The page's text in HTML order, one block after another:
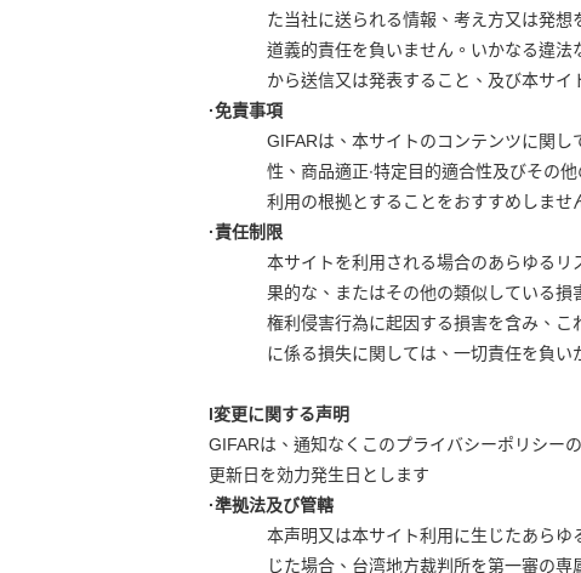
た当社に送られる情報、考え方又は発
道義的責任を負いません。いかなる違
から送信又は発表すること、及び本サイ
·免責事項
GIFARは、本サイトのコンテンツに関
性、商品適正∙特定目的適合性及びその
利用の根拠とすることをおすすめしませ
·責任制限
本サイトを利用される場合のあらゆる
果的な、またはその他の類似している
権利侵害行為に起因する損害を含み、
に係る損失に関しては、一切責任を負い
l変更に関する声明
GIFARは、通知なくこのプライバシーポリシー
更新日を効力発生日とします
·準拠法及び管轄
本声明又は本サイト利用に生じたあら
じた場合、台湾地方裁判所を第一審の専